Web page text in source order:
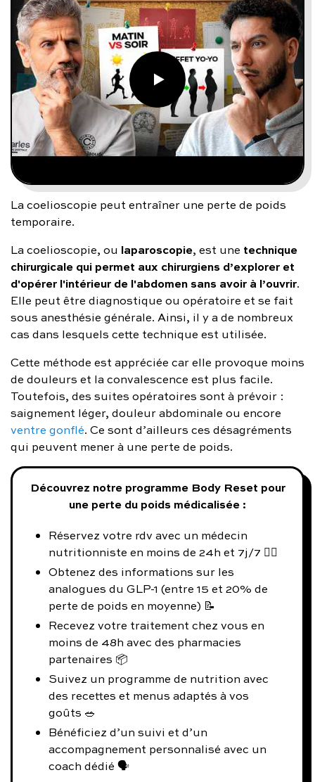
La coelioscopie peut entraîner une perte de poids
temporaire.
La coelioscopie, ou laparoscopie, est une technique
chirurgicale qui permet aux chirurgiens d’explorer et
d'opérer l'intérieur de l'abdomen sans avoir à l’ouvrir.
Elle peut être diagnostique ou opératoire et se fait
sous anesthésie générale. Ainsi, il y a de nombreux
cas dans lesquels cette technique est utilisée.
Cette méthode est appréciée car elle provoque moins
de douleurs et la convalescence est plus facile.
Toutefois, des suites opératoires sont à prévoir :
saignement léger, douleur abdominale ou encore
ventre gonflé. Ce sont d’ailleurs ces désagréments
qui peuvent mener à une perte de poids.
Découvrez notre programme Body Reset pour
une perte du poids médicalisée :
Réservez votre rdv avec un médecin
nutritionniste en moins de 24h et 7j/7 👨‍⚕️
Obtenez des informations sur les
analogues du GLP-1 (entre 15 et 20% de
perte de poids en moyenne) 📝
Recevez votre traitement chez vous en
moins de 48h avec des pharmacies
partenaires 📦
Suivez un programme de nutrition avec
des recettes et menus adaptés à vos
goûts 🥗
Bénéficiez d’un suivi et d’un
accompagnement personnalisé avec un
coach dédié 🗣️